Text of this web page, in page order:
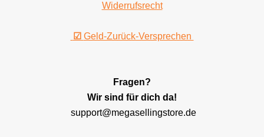
Widerrufsrecht
☑ Geld-Zurück-Versprechen
Fragen?
Wir sind für dich da!
support@megasellingstore.de